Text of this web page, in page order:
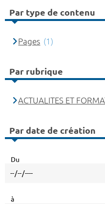
Par type de contenu
Pages (1)
Par rubrique
ACTUALITES ET
Par date de création
Du
à